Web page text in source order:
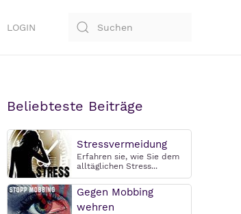
LOGIN
Beliebteste Beiträge
Stressvermeidung
Erfahren sie, wie Sie dem
alltäglichen Stress...
Gegen Mobbing
wehren